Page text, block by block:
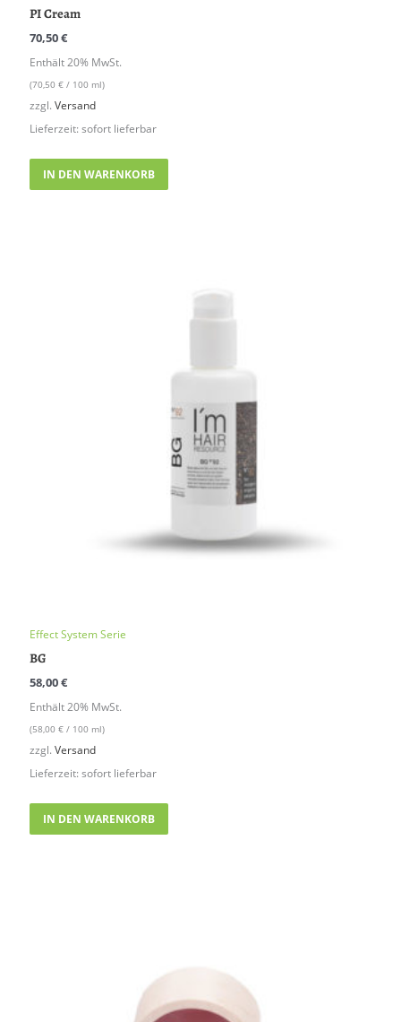
PI Cream
70,50€
Enthält 20% MwSt.
(70,50 €/ 100 ml)
zzgl. Versand
Lieferzeit: sofort lieferbar
IN DEN WARENKORB
Effect System Serie
BG
58,00€
Enthält 20% MwSt.
(58,00 €/ 100 ml)
zzgl. Versand
Lieferzeit: sofort lieferbar
IN DEN WARENKORB